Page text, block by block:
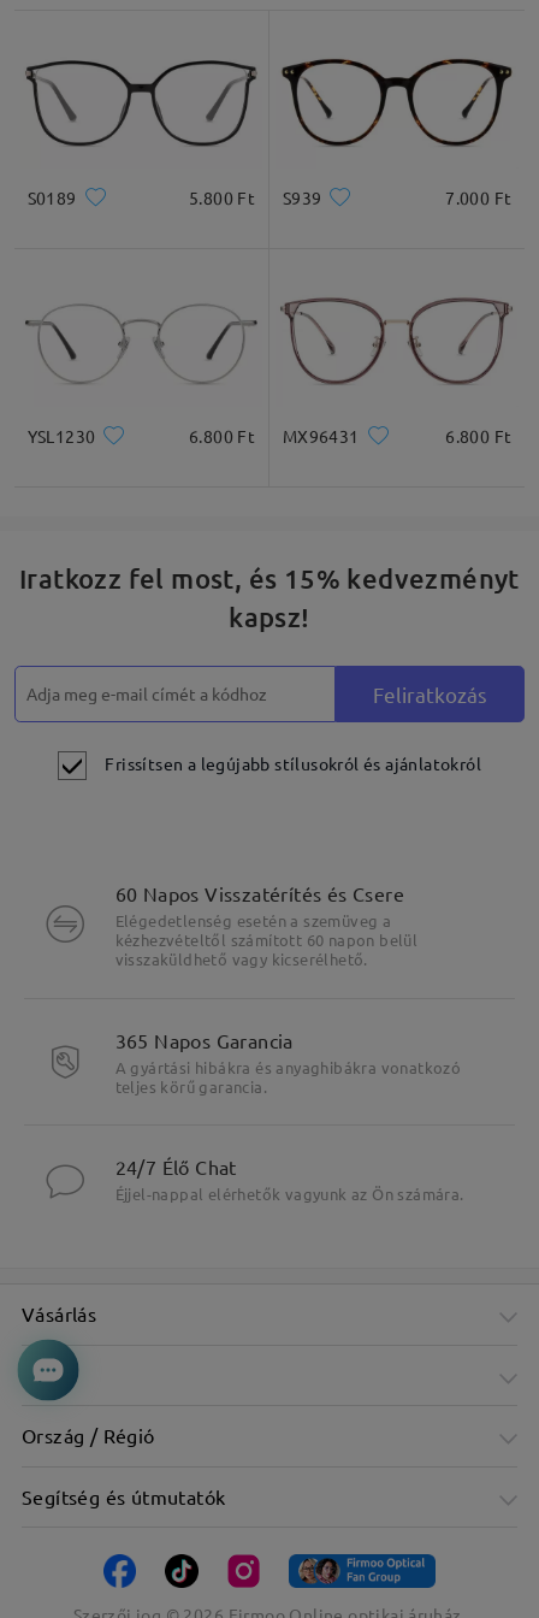
Ajánlott arcformák
* Csak tájékoztató jellegű
Fő jellemzők kiemelése
S0189 5.800 Ft S939 7.000 Ft
YSL1230 6.800 Ft MX96431 6.800 Ft
Iratkozz fel most, és 15% kedvezményt
kapsz!
Feliratkozás
Frissítsen a legújabb stílusokról és ajánlatokról
60 Napos Visszatérítés és Csere
Elégedetlenség esetén a szemüveg a
kézhezvételtől számított 60 napon belül
visszaküldhető vagy kicserélhető.
365 Napos Garancia
A gyártási hibákra és anyaghibákra vonatkozó
teljes körű garancia.
24/7 Élő Chat
Éjjel-nappal elérhetők vagyunk az Ön számára.
Vásárlás
Cég
Ország / Régió
Segítség és útmutatók